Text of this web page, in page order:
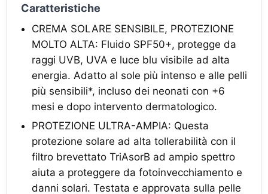
Caratteristiche
CREMA SOLARE SENSIBILE, PROTEZIONE
MOLTO ALTA: Fluido SPF50+, protegge da
raggi UVB, UVA e luce blu visibile ad alta
energia. Adatto al sole più intenso e alle pelli
più sensibili*, incluso dei neonati con +6
mesi e dopo intervento dermatologico.
PROTEZIONE ULTRA-AMPIA: Questa
protezione solare ad alta tollerabilità con il
filtro brevettato TriAsorB ad ampio spettro
aiuta a proteggere da fotoinvecchiamento e
danni solari. Testata e approvata sulla pelle